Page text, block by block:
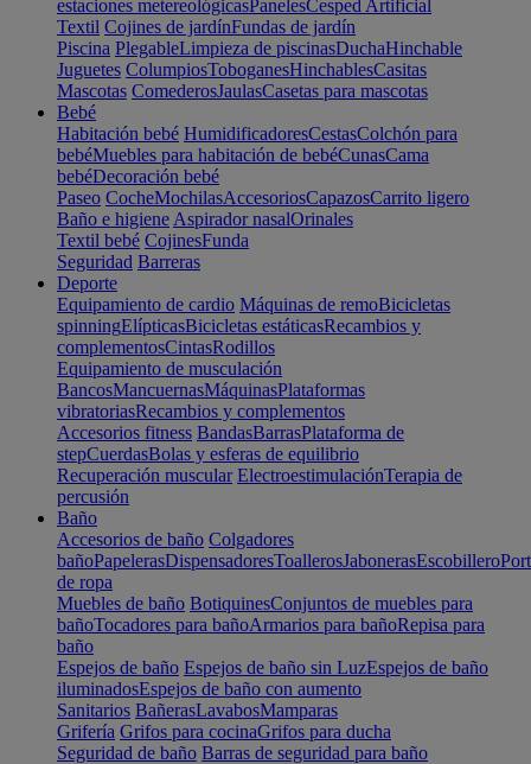
estaciones metereológicasPanelesCesped Artificial
Textil Cojines de jardínFundas de jardín
Piscina PlegableLimpieza de piscinasDuchaHinchable
Juguetes ColumpiosToboganesHinchablesCasitas
Mascotas ComederosJaulasCasetas para mascotas
Bebé
Habitación bebé HumidificadoresCestasColchón para
bebéMuebles para habitación de bebéCunasCama
bebéDecoración bebé
Paseo CocheMochilasAccesoriosCapazosCarrito ligero
Baño e higiene Aspirador nasalOrinales
Textil bebé CojinesFunda
Seguridad Barreras
Deporte
Equipamiento de cardio Máquinas de remoBicicletas
spinningElípticasBicicletas estáticasRecambios y
complementosCintasRodillos
Equipamiento de musculación
BancosMancuernasMáquinasPlataformas
vibratoriasRecambios y complementos
Accesorios fitness BandasBarrasPlataforma de
stepCuerdasBolas y esferas de equilibrio
Recuperación muscular ElectroestimulaciónTerapia de
percusión
Baño
Accesorios de baño Colgadores
bañoPapelerasDispensadoresToallerosJabonerasEscobillero
de ropa
Muebles de baño BotiquinesConjuntos de muebles para
bañoTocadores para bañoArmarios para bañoRepisa para
baño
Espejos de baño Espejos de baño sin LuzEspejos de baño
iluminadosEspejos de baño con aumento
Sanitarios BañerasLavabosMamparas
Grifería Grifos para cocinaGrifos para ducha
Seguridad de baño Barras de seguridad para baño